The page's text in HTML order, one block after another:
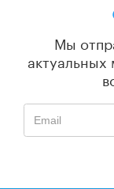
Мы